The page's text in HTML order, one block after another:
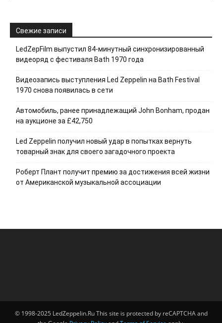
Свежие записи
LedZepFilm выпустил 84-минутный синхронизированный
видеоряд с фестиваля Bath 1970 года
Видеозапись выступления Led Zeppelin на Bath Festival
1970 снова появилась в сети
Автомобиль, ранее принадлежащий John Bonham, продан
на аукционе за £42,750
Led Zeppelin получил новый удар в попытках вернуть
товарный знак для своего загадочного проекта
Роберт Плант получит премию за достижения всей жизни
от Американской музыкальной ассоциации
© 1998-2025 LedZeppelin.Ru This site is protected by reCAPTCHA and